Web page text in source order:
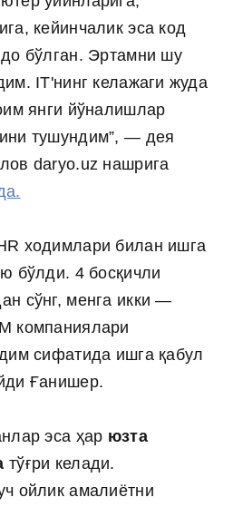
кейинчалик эса код
бўлган. Эртамни шу
IT'нинг келажаги жуда
янги йўналишлар
тушундим”, — дея
daryo.uz нашрига
ходимлари билан ишга
бўлди. 4 босқичли
сўнг, менга икки —
компаниялари
сифатида ишга қабул
Ғанишер.
эса ҳар юзта
тўғри келади.
ойлик амалиётни